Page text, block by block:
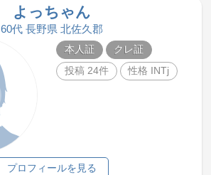
よっちゃん
60代 長野県 北佐久郡
本人証
クレ証
投稿 24件
性格 INTj
プロフィールを見る